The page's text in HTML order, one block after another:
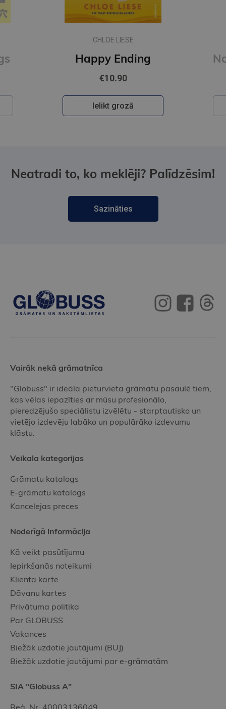
CHLOE LIESE
Happy Ending
€10.90
Ielikt grozā
Neatradi to, ko meklēji? Palīdzēsim!
Sazināties
Vairāk nekā grāmatnīca
"Globuss" ir ideāla pieturvieta grāmatu pasaulē tiem,
kas vēlas iepazīties ar mūsu profesionālo,
pieredzējušo speciālistu izvēlētu - starptautisko un
vietējo izdevēju labāko un populārāko izdevumu
klāstu.
Veikala kategorijas
Grāmatu katalogs
E-grāmatu katalogs
Kancelejas preces
Noderīgā informācija
Kā veikt pasūtījumu
Iepirkšanās noteikumi
Klienta karte
Dāvanu kartes
Privātuma politika
Par GLOBUSS
Vakances
Biežāk uzdotie jautājumi (BUJ)
Biežāk uzdotie jautājumi par e-grāmatām
SIA "Globuss A"
Reģ. Nr. 40003136049